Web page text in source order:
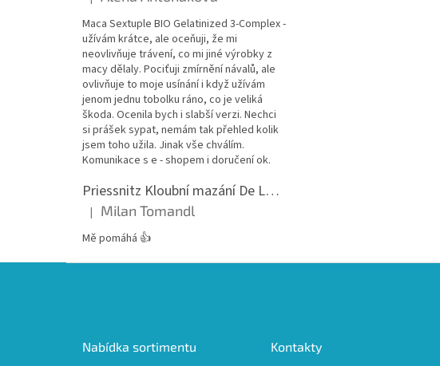
Maca Sextuple BIO Gelatinized 3-Complex -
užívám krátce, ale oceňuji, že mi
neovlivňuje trávení, co mi jiné výrobky z
macy dělaly. Pociťuji zmírnění návalů, ale
ovlivňuje to moje usínání i když užívám
jenom jednu tobolku ráno, co je veliká
škoda. Ocenila bych i slabší verzi. Nechci
si prášek sypat, nemám tak přehled kolik
jsem toho užila. Jinak vše chválím.
Komunikace s e - shopem i doručení ok.
Priessnitz Kloubní mazání De Luxe, 200ml
Hodnocení produktu je 5 z 5 hvězdiček.
| Milan Tomandl
Mě pomáhá 👍
Nabídka sortimentu Kontakty